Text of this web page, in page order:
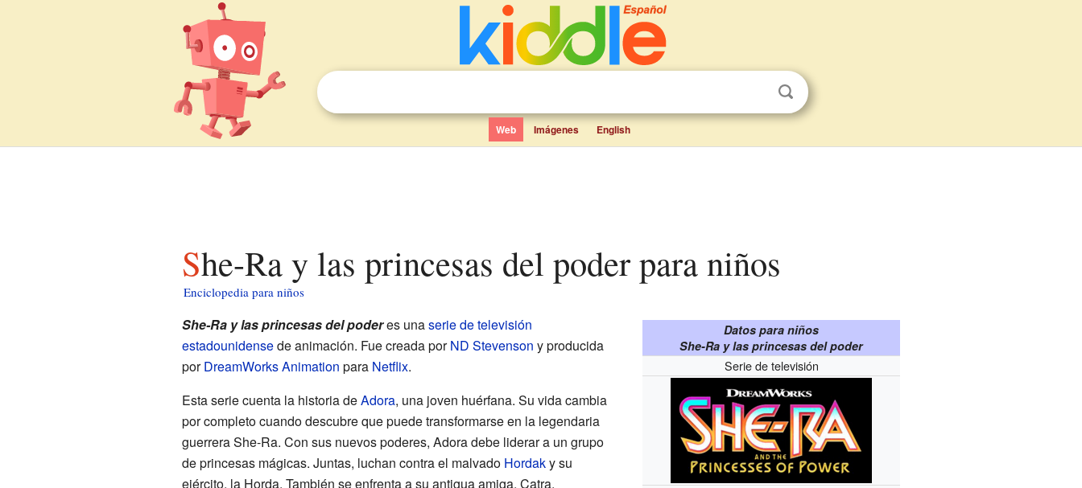
Web Imágenes English
She-Ra y las princesas del poder para niños
Enciclopedia para niños
Datos para niños
She-Ra y las princesas del poder
Serie de televisión
She-Ra y las princesas del poderes unaserie de televisión
estadounidensede animación. Fue creada porND Stevenson y producida
porDreamWorks Animation para Netflix.
Esta serie cuenta la historia deAdora, una joven huérfana. Su vida cambia
por completo cuando descubre que puede transformarse en la legendaria
guerrera She-Ra. Con sus nuevos poderes, Adora debe liderar a un grupo
de princesas mágicas. Juntas, luchan contra el malvado Hordaky su
ejército, la Horda. También se enfrenta a su antigua amiga, Catra.